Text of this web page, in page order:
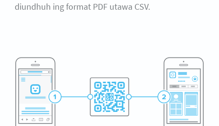
diundhuh ing format PDF utawa CSV.